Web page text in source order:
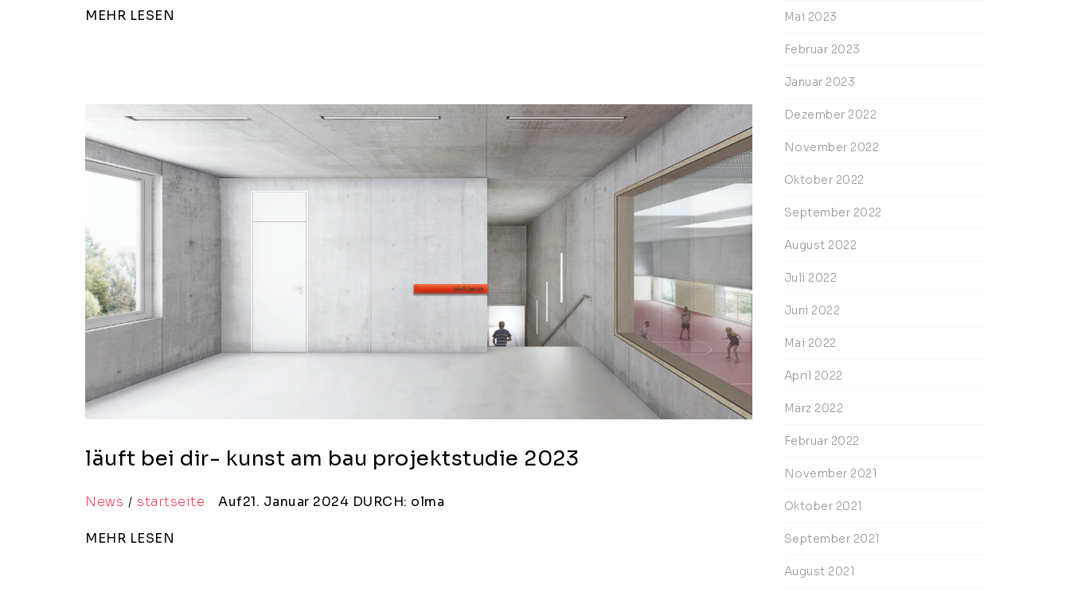
MEHR LESEN
läuft bei dir- kunst am bau projektstudie 2023
News startseite Auf21. Januar 2024 DURCH: olma
MEHR LESEN
Mai 2023
Februar 2023
Januar 2023
Dezember 2022
November 2022
Oktober 2022
September 2022
August 2022
Juli 2022
Juni 2022
Mai 2022
April 2022
März 2022
Februar 2022
November 2021
Oktober 2021
September 2021
August 2021